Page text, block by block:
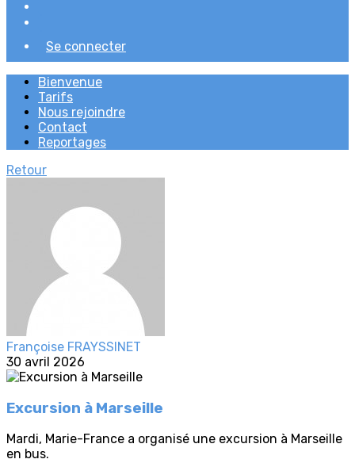
Se connecter
Bienvenue
Tarifs
Nous rejoindre
Contact
Reportages
Retour
Françoise FRAYSSINET
30 avril 2026
Excursion à Marseille
Mardi, Marie-France a organisé une excursion à Marseille
en bus.